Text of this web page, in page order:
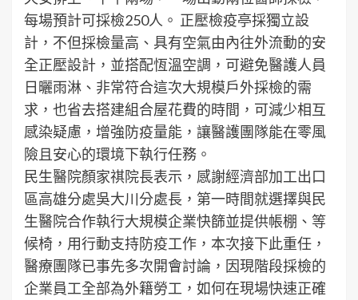
每場預計可採檢250人。 正壓檢疫亭採獨立設
計，不但採檢量高、具有空氣由內往外流動的安
全正壓設計，並搭配恆溫空調，可避免醫護人員
日曬雨淋、非常符合這次大規模戶外採檢的需
求，也省去搭建組合屋花費的時間，可減少相互
感染疑慮，增強防疫量能，讓醫護團隊能在零風
險且安心的環境下執行任務。
民生醫院顏家祺院長表示，感謝經濟部加工出口
區高雄分處吳大川分處長，第一時間就選擇與民
生醫院合作執行大規模企業快篩並提供帳棚、等
候椅，用行動支持防疫工作，本次接下此重任，
醫療團隊已事先多次開會討論，因現階段採檢的
企業員工全部為外籍勞工，如何在現場快速正確